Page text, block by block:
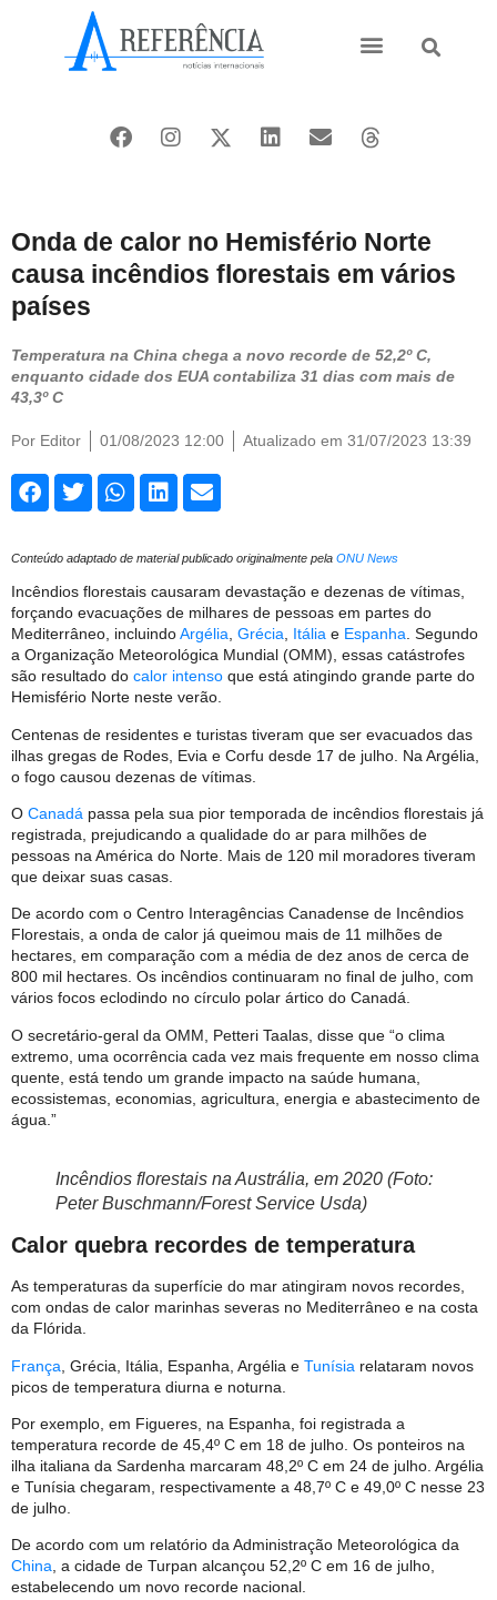
Onda de calor no Hemisfério Norte
causa incêndios florestais em vários
países
Temperatura na China chega a novo recorde de 52,2º C,
enquanto cidade dos EUA contabiliza 31 dias com mais de
43,3º C
Por Editor 01/08/2023 12:00 Atualizado em 31/07/2023 13:39
Conteúdo adaptado de material publicado originalmente pela ONU News
Incêndios florestais causaram devastação e dezenas de vítimas,
forçando evacuações de milhares de pessoas em partes do
Mediterrâneo, incluindoArgélia, Grécia, Itália e Espanha. Segundo
a Organização Meteorológica Mundial (OMM), essas catástrofes
são resultado do calor intenso que está atingindo grande parte do
Hemisfério Norte neste verão.
Centenas de residentes e turistas tiveram que ser evacuados das
ilhas gregas de Rodes, Evia e Corfu desde 17 de julho. Na Argélia,
o fogo causou dezenas de vítimas.
O Canadá passa pela sua pior temporada de incêndios florestais já
registrada, prejudicando a qualidade do ar para milhões de
pessoas na América do Norte. Mais de 120 mil moradores tiveram
que deixar suas casas.
De acordo com o Centro Interagências Canadense de Incêndios
Florestais, a onda de calor já queimou mais de 11 milhões de
hectares, em comparação com a média de dez anos de cerca de
800 mil hectares. Os incêndios continuaram no final de julho, com
vários focos eclodindo no círculo polar ártico do Canadá.
O secretário-geral da OMM, Petteri Taalas, disse que “o clima
extremo, uma ocorrência cada vez mais frequente em nosso clima
quente, está tendo um grande impacto na saúde humana,
ecossistemas, economias, agricultura, energia e abastecimento de
água.”
Incêndios florestais na Austrália, em 2020 (Foto:
Peter Buschmann/Forest Service Usda)
Calor quebra recordes de temperatura
As temperaturas da superfície do mar atingiram novos recordes,
com ondas de calor marinhas severas no Mediterrâneo e na costa
da Flórida.
França , Grécia, Itália, Espanha, Argélia e Tunísia relataram novos
picos de temperatura diurna e noturna.
Por exemplo, em Figueres, na Espanha, foi registrada a
temperatura recorde de 45,4º C em 18 de julho. Os ponteiros na
ilha italiana da Sardenha marcaram 48,2º C em 24 de julho. Argélia
e Tunísia chegaram, respectivamente a 48,7º C e 49,0º C nesse 23
de julho.
De acordo com um relatório da Administração Meteorológica da
China, a cidade de Turpan alcançou 52,2º C em 16 de julho,
estabelecendo um novo recorde nacional.